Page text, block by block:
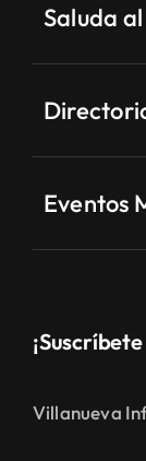
Saluda
Eventos
Villanueva